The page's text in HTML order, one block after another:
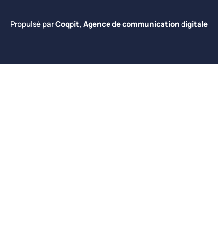
Propulsé parCoqpit, Agence de communication digitale